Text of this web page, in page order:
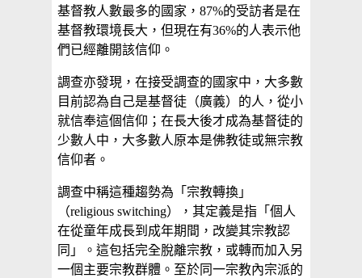
基督教人數最多的國家，87%的受訪者是在
基督教環境長大，但現在有36%的人表示他
們已經離開該信仰。
調查亦發現，在接受調查的國家中，大多數
目前認為自己是基督徒（廣義）的人，從小
就信奉這個信仰；在長大後才成為基督徒的
少數人中，大多數人原本是佛教徒或無宗教
信仰者。
調查中稱這種趨勢為「宗教轉換」
（religious switching），其定義是指「個人
在從童年成長到成年期間，改變其宗教認
同」。這包括完全脫離宗教，或轉而加入另
一個主要宗教群體。至於同一宗教內宗派的